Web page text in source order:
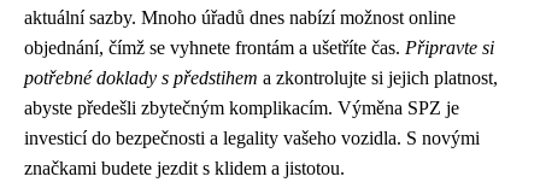
aktuální sazby. Mnoho úřadů dnes nabízí možnost online
objednání, čímž se vyhnete frontám a ušetříte čas. Připravte si
potřebné doklady s předstihem a zkontrolujte si jejich platnost,
abyste předešli zbytečným komplikacím. Výměna SPZ je
investicí do bezpečnosti a legality vašeho vozidla. S novými
značkami budete jezdit s klidem a jistotou.